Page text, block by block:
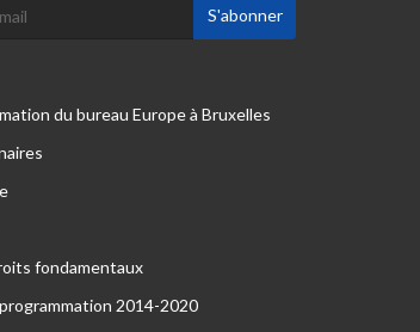
du bureau Europe à Bruxelles
fondamentaux
2014-2020